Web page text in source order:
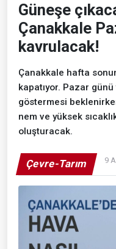
Güneşe
Çanakkale
kavrulacak!
Çanakkale hafta
kapatıyor. Pazar
göstermesi
nem ve yüksek
oluşturacak.
Çevre-Tarım 9